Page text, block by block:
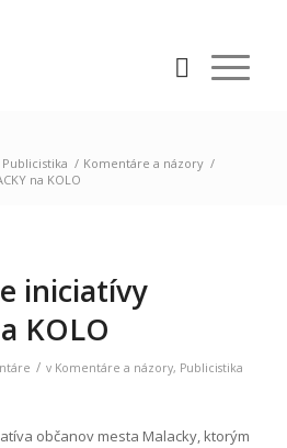
Publicistika / Komentáre a názory /
na KOLO
iniciatívy
KOLO
/ v Komentáre a názory, Publicistika
občanov mesta Malacky, ktorým